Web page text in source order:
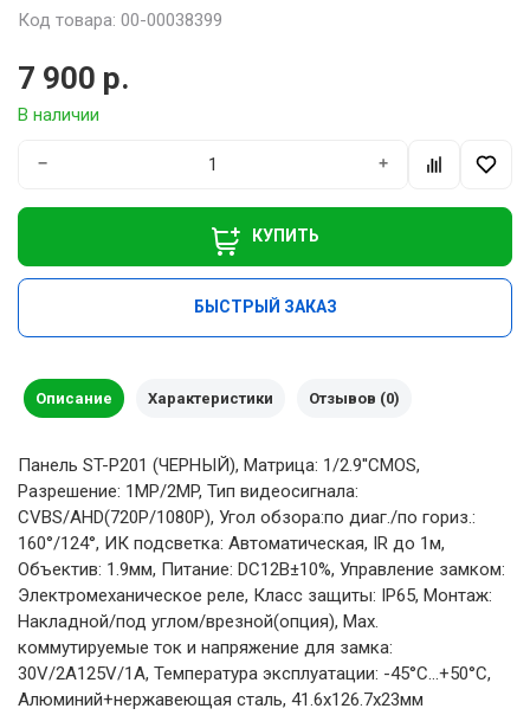
Код товара: 00-00038399
7 900 р.
В наличии
− +
КУПИТЬ
БЫСТРЫЙ ЗАКАЗ
Описание Характеристики Отзывов (0)
Панель ST-P201 (ЧЕРНЫЙ), Матрица: 1/2.9''CMOS,
Разрешение: 1MP/2MP, Тип видеосигнала:
CVBS/AHD(720P/1080P), Угол обзора:по диаг./по гориз.:
160°/124°, ИК подсветка: Автоматическая, IR до 1м,
Объектив: 1.9мм, Питание: DС12В±10%, Управление замком:
Электромеханическое реле, Класс защиты: IР65, Монтаж:
Накладной/под углом/врезной(опция), Мах.
коммутируемые ток и напряжение для замка:
30V/2A125V/1A, Температура эксплуатации: -45°С...+50°С,
Алюминий+нержавеющая сталь, 41.6х126.7х23мм